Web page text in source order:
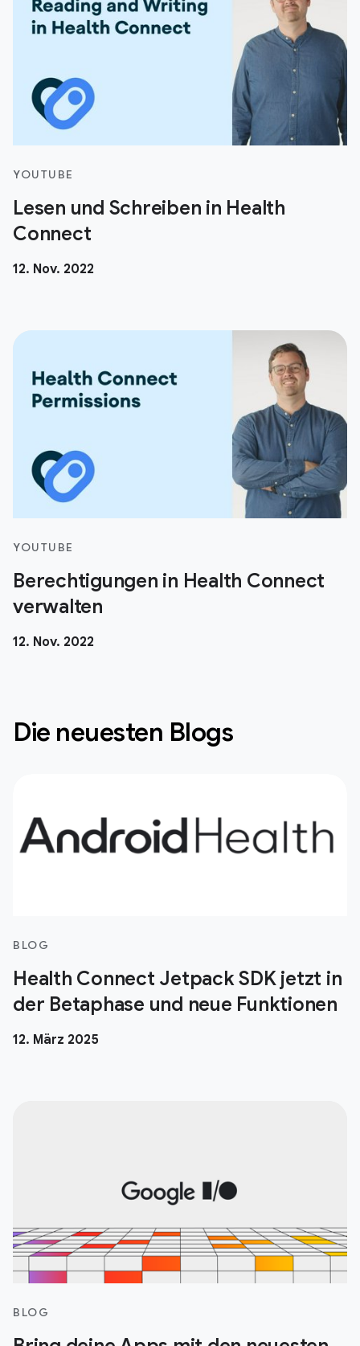
YOUTUBE
Lesen und Schreiben in Health
Connect
12. Nov. 2022
YOUTUBE
Berechtigungen in Health Connect
verwalten
12. Nov. 2022
Die neuesten Blogs
BLOG
Health Connect Jetpack SDK jetzt in
der Betaphase und neue Funktionen
12. März 2025
BLOG